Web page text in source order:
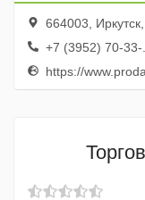
664003, Иркутск,
+7 (3952) 70-33-...
https://